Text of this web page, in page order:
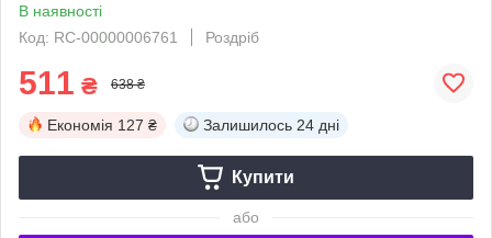
В наявності
Код: RC-00000006761
Роздріб
511 ₴ 638 ₴
Економія 127 ₴ Залишилось 24 дні
Купити
або